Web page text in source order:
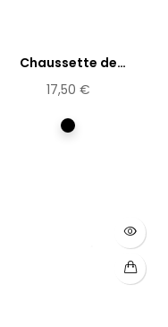
Chaussette de
contention...
17,50 €
Noir